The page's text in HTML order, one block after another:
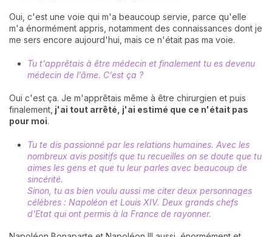
Oui, c'est une voie qui m'a beaucoup servie, parce qu'elle
m'a énormément appris, notamment des connaissances dont je
me sers encore aujourd'hui, mais ce n'était pas ma voie.
Tu t'apprêtais à être médecin et finalement tu es devenu
médecin de l'âme. C'est ça ?
Oui c'est ça. Je m'apprêtais même à être chirurgien et puis
finalement, j'ai tout arrêté, j'ai estimé que ce n'était pas
pour moi.
Tu te dis passionné par les relations humaines. Avec les
nombreux avis positifs que tu recueilles on se doute que tu
aimes les gens et que tu leur parles avec beaucoup de
sincérité.
Sinon, tu as bien voulu aussi me citer deux personnages
célèbres : Napoléon et Louis XIV. Deux grands chefs
d'Etat qui ont permis à la France de rayonner.